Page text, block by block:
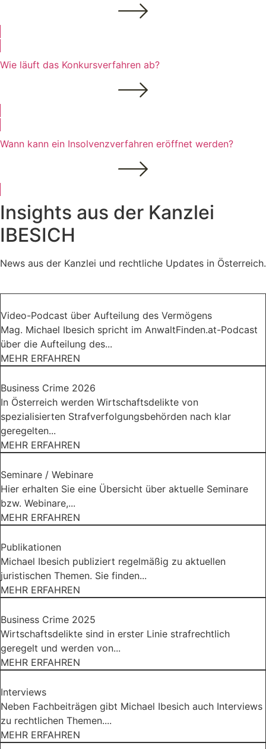
Wie läuft das Konkursverfahren ab?
Wann kann ein Insolvenzverfahren eröffnet werden?
Insights aus der Kanzlei
IBESICH
News aus der Kanzlei und rechtliche Updates in Österreich.
Video-Podcast über Aufteilung des Vermögens
Mag. Michael Ibesich spricht im AnwaltFinden.at-Podcast
über die Aufteilung des...
MEHR ERFAHREN
Business Crime 2026
In Österreich werden Wirtschaftsdelikte von
spezialisierten Strafverfolgungsbehörden nach klar
geregelten...
MEHR ERFAHREN
Seminare / Webinare
Hier erhalten Sie eine Übersicht über aktuelle Seminare
bzw. Webinare,...
MEHR ERFAHREN
Publikationen
Michael Ibesich publiziert regelmäßig zu aktuellen
juristischen Themen. Sie finden...
MEHR ERFAHREN
Business Crime 2025
Wirtschaftsdelikte sind in erster Linie strafrechtlich
geregelt und werden von...
MEHR ERFAHREN
Interviews
Neben Fachbeiträgen gibt Michael Ibesich auch Interviews
zu rechtlichen Themen....
MEHR ERFAHREN